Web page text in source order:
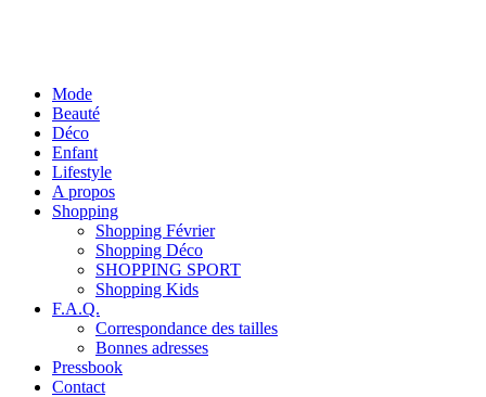
Mode
Beauté
Déco
Enfant
Lifestyle
A propos
Shopping
Shopping Février
Shopping Déco
SHOPPING SPORT
Shopping Kids
F.A.Q.
Correspondance des tailles
Bonnes adresses
Pressbook
Contact